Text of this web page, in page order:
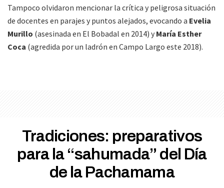
Tampoco olvidaron mencionar la crítica y peligrosa situación
de docentes en parajes y puntos alejados, evocando a Evelia
Murillo (asesinada en El Bobadal en 2014) y María Esther
Coca (agredida por un ladrón en Campo Largo este 2018).
Tradiciones: preparativos
para la “sahumada” del Día
de la Pachamama